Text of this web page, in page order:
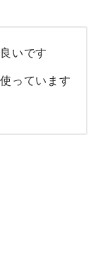
いです
っています